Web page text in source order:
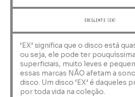
Excelente (EX)
‘EX’ significa que o disco está
ou seja, ele pode ter
superficiais, muito leves e
essas marcas NÃO afetam a
disco. Um disco ‘EX’ é daqueles
por toda vida na coleção.